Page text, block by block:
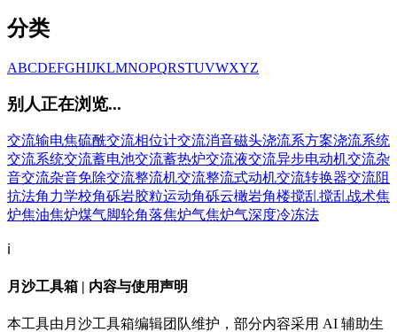
分类
ABCDEFGHIJKLMNOPQRSTUVWXYZ
别人正在浏览...
交流输电焦硫酰交流相位计交流消音磁头浇流系方案浇流系统
交流系统交流蓄电池交流蓄热炉交流液交流异步电动机交流杂
音交流杂音免除交流整流机交流整流式动机交流转换器交流阻
抗法角力学校角砾岩胶粒运动角砾云橄岩角楼搅乱搅乱战术焦
炉焦油焦炉煤气脚轮角落焦炉气焦炉气深度冷冻法
ℹ️
月沙工具箱 | 内容与使用声明
本工具由月沙工具箱编辑团队维护，部分内容采用 AI 辅助生